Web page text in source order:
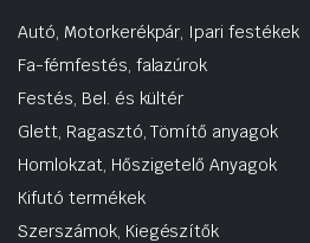
Autó, Motorkerékpár, Ipari festékek
Fa-fémfestés, falazúrok
Festés, Bel. és kültér
Glett, Ragasztó, Tömítő anyagok
Homlokzat, Hőszigetelő Anyagok
Kifutó termékek
Szerszámok, Kiegészítők